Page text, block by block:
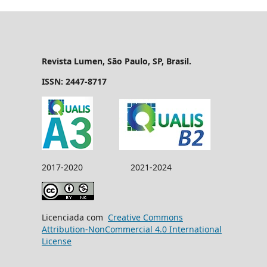
Revista Lumen, São Paulo, SP, Brasil.
ISSN: 2447-8717
2017-2020 2021-2024
Licenciada com Creative Commons
Attribution-NonCommercial 4.0 International
License